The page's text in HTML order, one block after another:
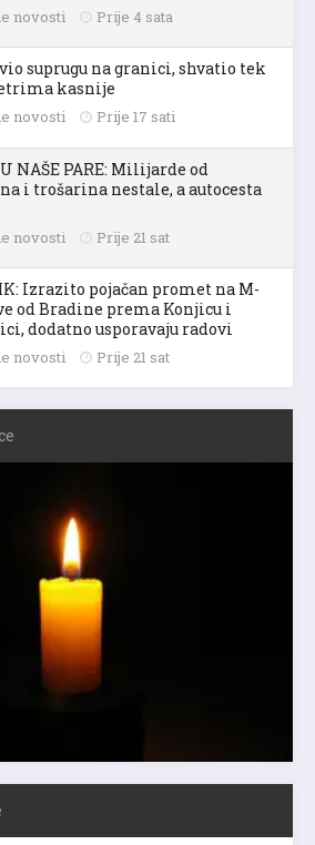
novosti Prije 4 sata
suprugu na granici, shvatio tek
kasnije
novosti Prije 17 sati
NAŠE PARE: Milijarde od
i trošarina nestale, a autocesta
novosti Prije 21 sat
Izrazito pojačan promet na M-
od Bradine prema Konjicu i
dodatno usporavaju radovi
novosti Prije 21 sat